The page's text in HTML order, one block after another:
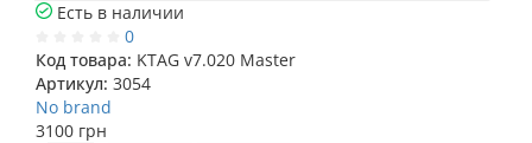
Есть в наличии
0
Код товара: KTAG v7.020 Master
Артикул: 3054
No brand
3100 грн